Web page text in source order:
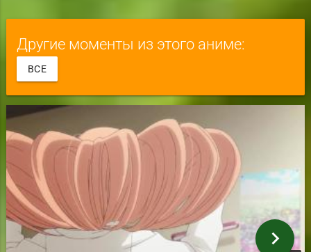
Другие моменты из этого аниме:
ВСЕ
chevron_right